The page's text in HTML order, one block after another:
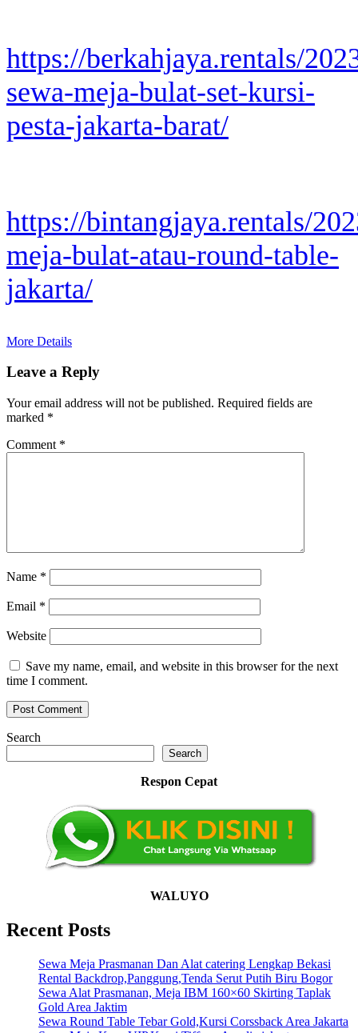
https://berkahjaya.rentals/
sewa-meja-bulat-set-kursi-
pesta-jakarta-barat/
https://bintangjaya.rentals/
meja-bulat-atau-round-table-
jakarta/
More Details
Leave a Reply
Your email address will not be published. Required fields are
marked *
Comment *
Name *
Email *
Website
Save my name, email, and website in this browser for the next
time I comment.
Search
Search
Respon Cepat
WALUYO
Recent Posts
Sewa Meja Prasmanan Dan Alat catering Lengkap Bekasi
Rental Backdrop,Panggung,Tenda Serut Putih Biru Bogor
Sewa Alat Prasmanan, Meja IBM 160×60 Skirting Taplak
Gold Area Jaktim
Sewa Round Table Tebar Gold,Kursi Corssback Area Jakarta